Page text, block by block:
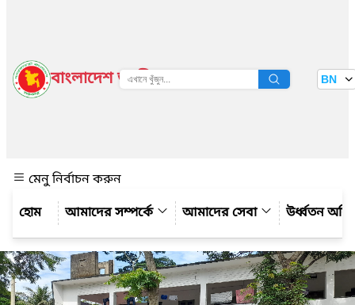
বাংলাদেশ জাতীয় তথ্য বাতায়ন BN
মেনু নির্বাচন করুন
আমাদের সম্পর্কে
আমাদের সেবা উর্ধ্বতন